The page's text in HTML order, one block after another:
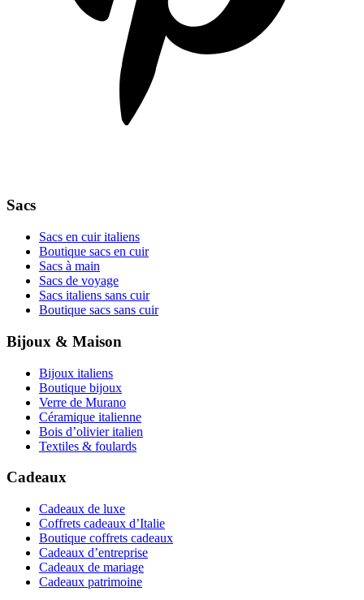
Sacs
Sacs en cuir italiens
Boutique sacs en cuir
Sacs à main
Sacs de voyage
Sacs italiens sans cuir
Boutique sacs sans cuir
Bijoux & Maison
Bijoux italiens
Boutique bijoux
Verre de Murano
Céramique italienne
Bois d’olivier italien
Textiles & foulards
Cadeaux
Cadeaux de luxe
Coffrets cadeaux d’Italie
Boutique coffrets cadeaux
Cadeaux d’entreprise
Cadeaux de mariage
Cadeaux patrimoine